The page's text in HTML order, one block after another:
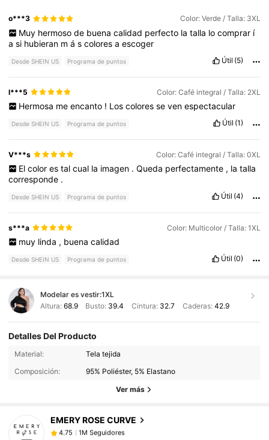
o***3 Color: Verde / Talla: 3XL
Muy hermoso de buena calidad perfecto la talla lo comprar í
asi hubieran máscoloresaescoger
Desde SHEIN US Programa de puntos Útil (5)
l***5 Color: Café integral / Talla: 2XL
Hermosa me encanto ! Los colores se ven espectacular
Desde SHEIN US Programa de puntos Útil (1)
V***s Color: Café integral / Talla: 0XL
El color es tal cual la imagen . Queda perfectamente , la talla
corresponde .
Desde SHEIN US Programa de puntos Útil (4)
s***a Color: Multicolor / Talla: 1XL
muy linda , buena calidad
Desde SHEIN US Programa de puntos Útil (0)
Modelar es vestir:1XL
Altura: 68.9 Busto: 39.4 Cintura: 32.7 Caderas: 42.9
Detalles Del Producto
Material:
Tela tejida
Composición:
95% Poliéster, 5% Elastano
Ver más
EMERY ROSE CURVE
1M Seguidores
1M Seguidores
4.75 1M Seguidores